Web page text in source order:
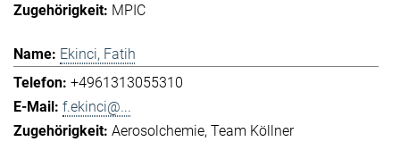
MPIC
Ekinci, Fatih
+4961313055310
f.ekinci@...
Aerosolchemie Team Köllner